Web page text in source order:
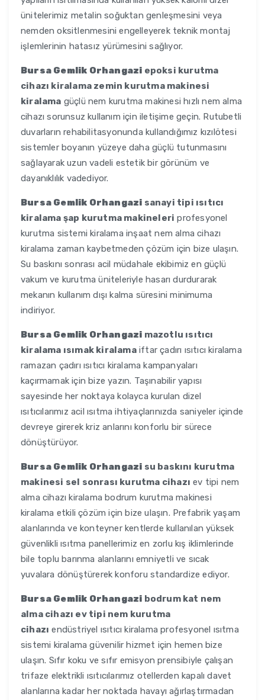
ünitelerimiz metalin soğuktan genleşmesini veya
nemden oksitlenmesini engelleyerek teknik montaj
işlemlerinin hatasız yürümesini sağlıyor.
Bursa Gemlik Orhangazi epoksi kurutma
cihazı kiralama zemin kurutma makinesi
kiralama güçlü nem kurutma makinesi hızlı nem alma
cihazı sorunsuz kullanım için iletişime geçin. Rutubetli
duvarların rehabilitasyonunda kullandığımız kızılötesi
sistemler boyanın yüzeye daha güçlü tutunmasını
sağlayarak uzun vadeli estetik bir görünüm ve
dayanıklılık vadediyor.
Bursa Gemlik Orhangazi sanayi tipi ısıtıcı
kiralama şap kurutma makineleri profesyonel
kurutma sistemi kiralama inşaat nem alma cihazı
kiralama zaman kaybetmeden çözüm için bize ulaşın.
Su baskını sonrası acil müdahale ekibimiz en güçlü
vakum ve kurutma üniteleriyle hasarı durdurarak
mekanın kullanım dışı kalma süresini minimuma
indiriyor.
Bursa Gemlik Orhangazi mazotlu ısıtıcı
kiralama ısımak kiralamaiftar çadırı ısıtıcı kiralama
ramazan çadırı ısıtıcı kiralama kampanyaları
kaçırmamak için bize yazın. Taşınabilir yapısı
sayesinde her noktaya kolayca kurulan dizel
ısıtıcılarımız acil ısıtma ihtiyaçlarınızda saniyeler içinde
devreye girerek kriz anlarını konforlu bir sürece
dönüştürüyor.
Bursa Gemlik Orhangazi su baskını kurutma
makinesi sel sonrası kurutma cihazı ev tipi nem
alma cihazı kiralama bodrum kurutma makinesi
kiralama etkili çözüm için bize ulaşın. Prefabrik yaşam
alanlarında ve konteyner kentlerde kullanılan yüksek
güvenlikli ısıtma panellerimiz en zorlu kış iklimlerinde
bile toplu barınma alanlarını emniyetli ve sıcak
yuvalara dönüştürerek konforu standardize ediyor.
Bursa Gemlik Orhangazi bodrum kat nem
alma cihazı ev tipi nem kurutma
cihazı endüstriyel ısıtıcı kiralama profesyonel ısıtma
sistemi kiralama güvenilir hizmet için hemen bize
ulaşın. Sıfır koku ve sıfır emisyon prensibiyle çalışan
trifaze elektrikli ısıtıcılarımız otellerden kapalı davet
alanlarına kadar her noktada havayı ağırlaştırmadan